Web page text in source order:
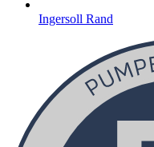
Ingersoll Rand